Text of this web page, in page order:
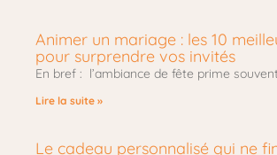
Animer un mariage : les 10
pour surprendre vos invités
En bref : l’ambiance de fête prime
Lire la suite »
Le cadeau personnalisé qui ne